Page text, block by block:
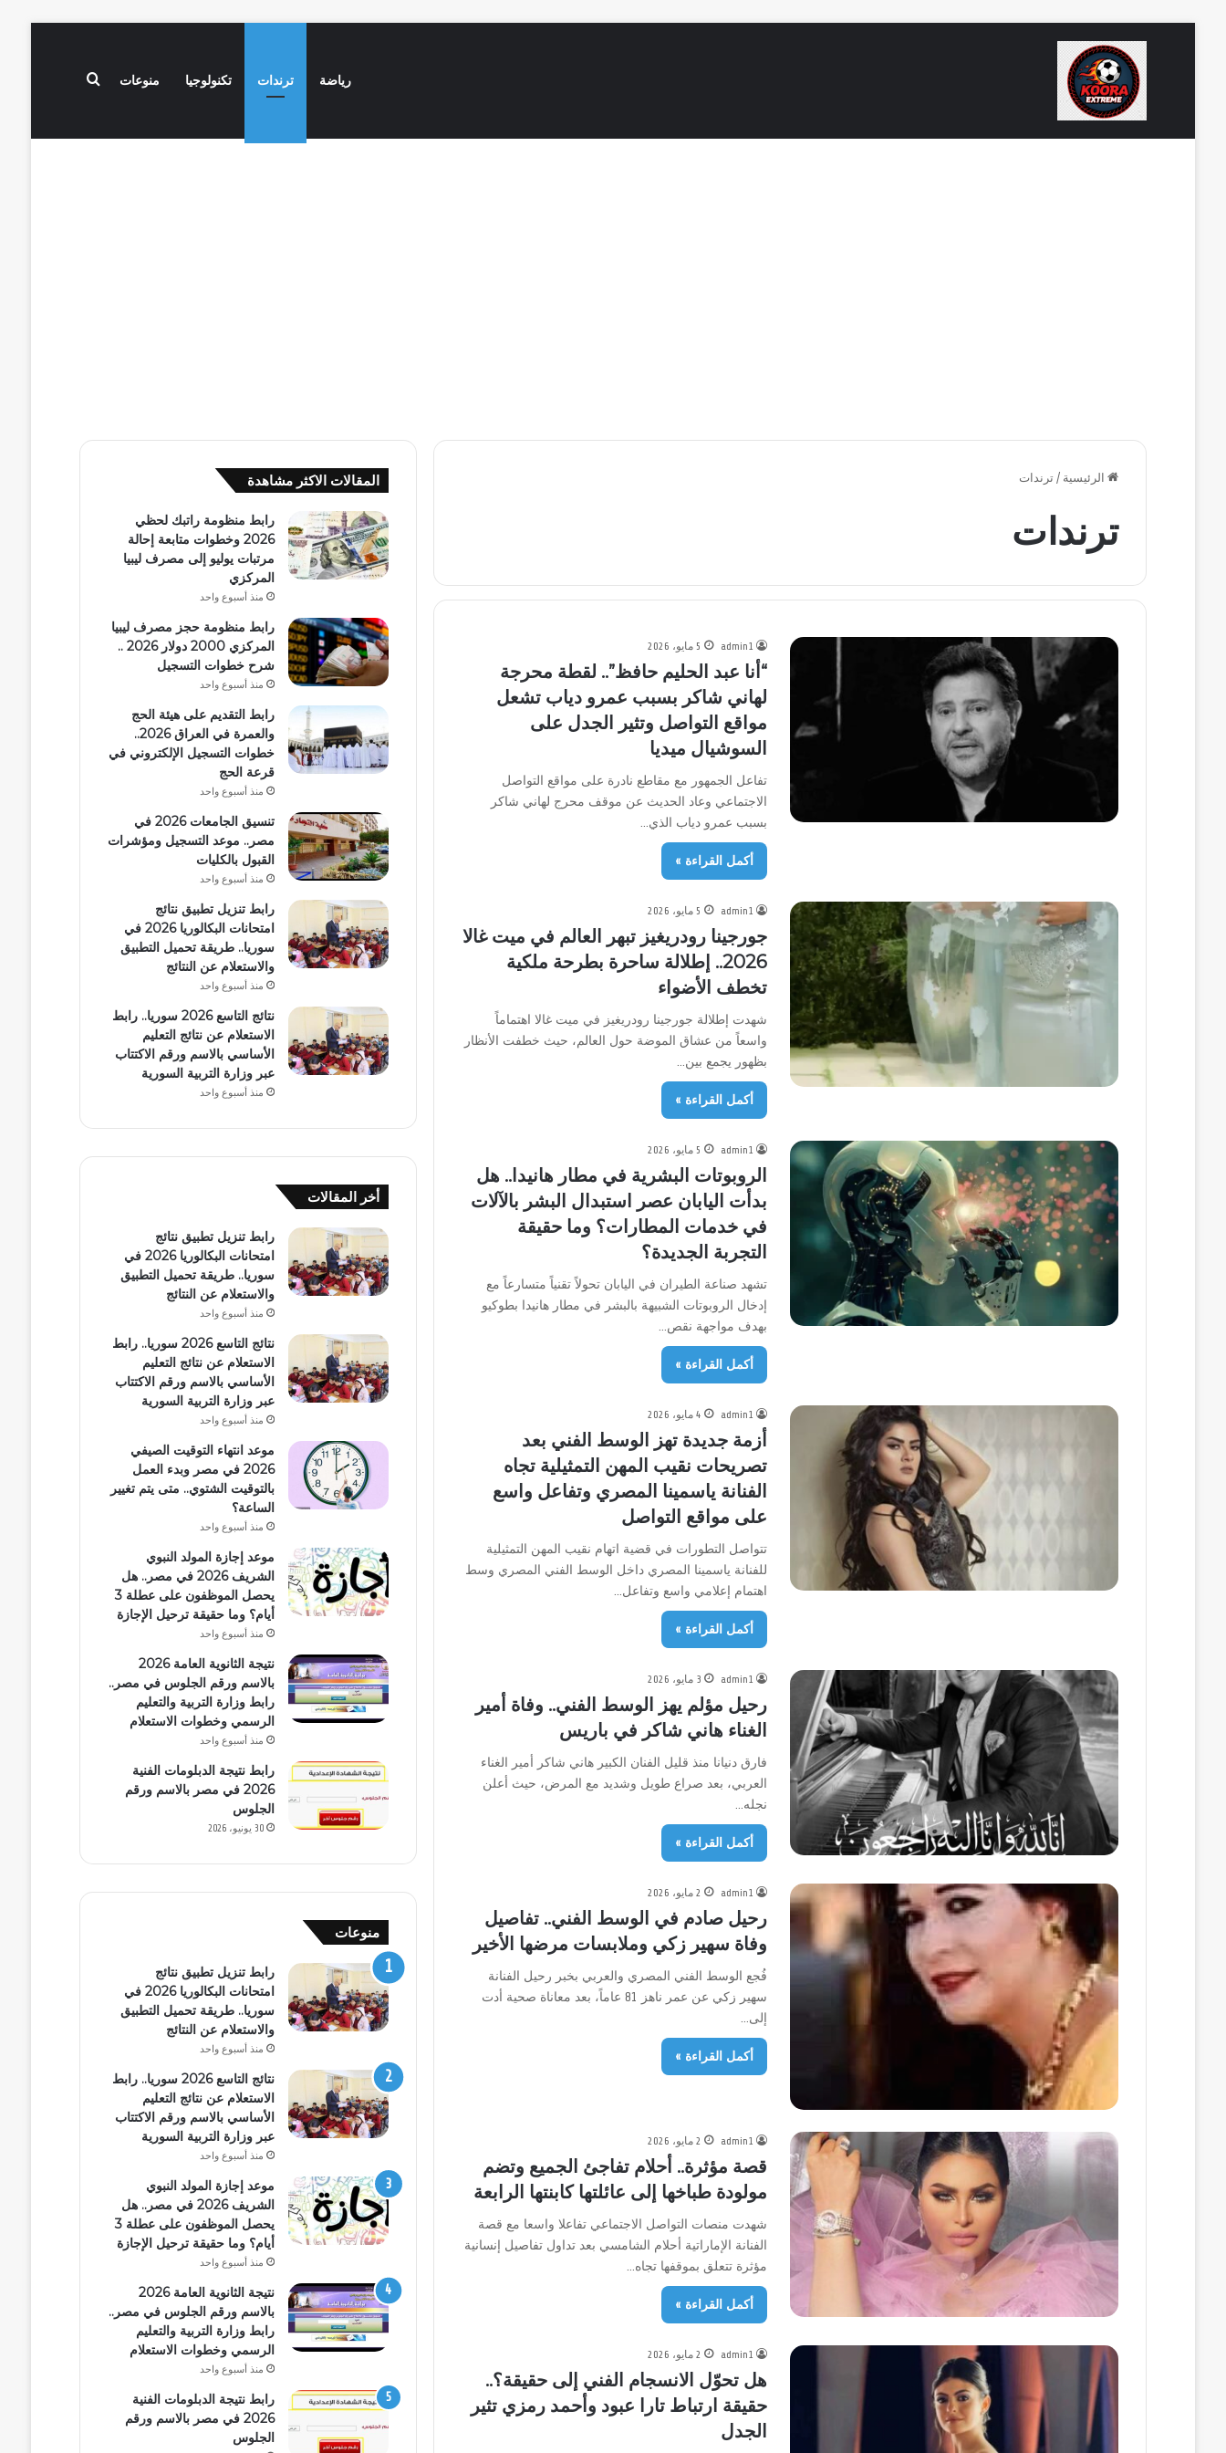
رياضة ترندات تكنولوجيا منوعات بحث عن
الرئيسية / ترندات
ترندات
admin1 5 مايو، 2026
“أنا عبد الحليم حافظ”.. لقطة محرجة
لهاني شاكر بسبب عمرو دياب تشعل
مواقع التواصل وتثير الجدل على
السوشيال ميديا
تفاعل الجمهور مع مقاطع نادرة على مواقع التواصل
الاجتماعي وعاد الحديث عن موقف محرج لهاني شاكر
بسبب عمرو دياب الذي…
أكمل القراءة »
admin1 5 مايو، 2026
جورجينا رودريغيز تبهر العالم في ميت غالا
2026.. إطلالة ساحرة بطرحة ملكية
تخطف الأضواء
شهدت إطلالة جورجينا رودريغيز في ميت غالا اهتماماً
واسعاً من عشاق الموضة حول العالم، حيث خطفت الأنظار
بظهور يجمع بين…
أكمل القراءة »
admin1 5 مايو، 2026
الروبوتات البشرية في مطار هانيدا.. هل
بدأت اليابان عصر استبدال البشر بالآلات
في خدمات المطارات؟ وما حقيقة
التجربة الجديدة؟
تشهد صناعة الطيران في اليابان تحولاً تقنياً متسارعاً مع
إدخال الروبوتات الشبيهة بالبشر في مطار هانيدا بطوكيو
بهدف مواجهة نقص…
أكمل القراءة »
admin1 4 مايو، 2026
أزمة جديدة تهز الوسط الفني بعد
تصريحات نقيب المهن التمثيلية تجاه
الفنانة ياسمينا المصري وتفاعل واسع
على مواقع التواصل
تتواصل التطورات في قضية اتهام نقيب المهن التمثيلية
للفنانة ياسمينا المصري داخل الوسط الفني المصري وسط
اهتمام إعلامي واسع وتفاعل…
أكمل القراءة »
admin1 3 مايو، 2026
رحيل مؤلم يهز الوسط الفني.. وفاة أمير
الغناء هاني شاكر في باريس
فارق دنيانا منذ قليل الفنان الكبير هاني شاكر أمير الغناء
العربي، بعد صراع طويل وشديد مع المرض، حيث أعلن
نجله…
أكمل القراءة »
admin1 2 مايو، 2026
رحيل صادم في الوسط الفني.. تفاصيل
وفاة سهير زكي وملابسات مرضها الأخير
فُجع الوسط الفني المصري والعربي بخبر رحيل الفنانة
سهير زكي عن عمر ناهز 81 عاماً، بعد معاناة صحية أدت
إلى…
أكمل القراءة »
admin1 2 مايو، 2026
قصة مؤثرة.. أحلام تفاجئ الجميع وتضم
مولودة طباخها إلى عائلتها كابنتها الرابعة
شهدت منصات التواصل الاجتماعي تفاعلا واسعا مع قصة
الفنانة الإماراتية أحلام الشامسي بعد تداول تفاصيل إنسانية
مؤثرة تتعلق بموقفها تجاه…
أكمل القراءة »
admin1 2 مايو، 2026
هل تحوّل الانسجام الفني إلى حقيقة؟..
حقيقة ارتباط تارا عبود وأحمد رمزي تثير
الجدل
المقالات الاكثر مشاهدة
رابط منظومة راتبك لحظي
2026 وخطوات متابعة إحالة
مرتبات يوليو إلى مصرف ليبيا
المركزي
منذ أسبوع واحد
رابط منظومة حجز مصرف ليبيا
المركزي 2000 دولار 2026 ..
شرح خطوات التسجيل
منذ أسبوع واحد
رابط التقديم على هيئة الحج
والعمرة في العراق 2026..
خطوات التسجيل الإلكتروني في
قرعة الحج
منذ أسبوع واحد
تنسيق الجامعات 2026 في
مصر.. موعد التسجيل ومؤشرات
القبول بالكليات
منذ أسبوع واحد
رابط تنزيل تطبيق نتائج
امتحانات البكالوريا 2026 في
سوريا.. طريقة تحميل التطبيق
والاستعلام عن النتائج
منذ أسبوع واحد
نتائج التاسع 2026 سوريا.. رابط
الاستعلام عن نتائج التعليم
الأساسي بالاسم ورقم الاكتتاب
عبر وزارة التربية السورية
منذ أسبوع واحد
أخر المقالات
رابط تنزيل تطبيق نتائج
امتحانات البكالوريا 2026 في
سوريا.. طريقة تحميل التطبيق
والاستعلام عن النتائج
منذ أسبوع واحد
نتائج التاسع 2026 سوريا.. رابط
الاستعلام عن نتائج التعليم
الأساسي بالاسم ورقم الاكتتاب
عبر وزارة التربية السورية
منذ أسبوع واحد
موعد انتهاء التوقيت الصيفي
2026 في مصر وبدء العمل
بالتوقيت الشتوي.. متى يتم تغيير
الساعة؟
منذ أسبوع واحد
موعد إجازة المولد النبوي
الشريف 2026 في مصر.. هل
يحصل الموظفون على عطلة 3
أيام؟ وما حقيقة ترحيل الإجازة
منذ أسبوع واحد
نتيجة الثانوية العامة 2026
بالاسم ورقم الجلوس في مصر..
رابط وزارة التربية والتعليم
الرسمي وخطوات الاستعلام
منذ أسبوع واحد
رابط نتيجة الدبلومات الفنية
2026 في مصر بالاسم ورقم
الجلوس
30 يونيو، 2026
منوعات
رابط تنزيل تطبيق نتائج
امتحانات البكالوريا 2026 في
سوريا.. طريقة تحميل التطبيق
والاستعلام عن النتائج
منذ أسبوع واحد
نتائج التاسع 2026 سوريا.. رابط
الاستعلام عن نتائج التعليم
الأساسي بالاسم ورقم الاكتتاب
عبر وزارة التربية السورية
منذ أسبوع واحد
موعد إجازة المولد النبوي
الشريف 2026 في مصر.. هل
يحصل الموظفون على عطلة 3
أيام؟ وما حقيقة ترحيل الإجازة
منذ أسبوع واحد
نتيجة الثانوية العامة 2026
بالاسم ورقم الجلوس في مصر..
رابط وزارة التربية والتعليم
الرسمي وخطوات الاستعلام
منذ أسبوع واحد
رابط نتيجة الدبلومات الفنية
2026 في مصر بالاسم ورقم
الجلوس